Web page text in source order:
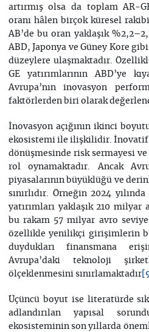
artırmış olsa da toplam AR-
oranı hâlen birçok küresel
AB’de bu oran yaklaşık
ABD, Japonya ve Güney Kore
düzeylere ulaşmaktadır.
GE yatırımlarının ABD’ye
Avrupa’nın inovasyon
faktörlerden biri olarak
İnovasyon açığının ikinci
ekosistemi ile ilişkilidir.
dönüşmesinde risk sermayesi
rol oynamaktadır. Ancak
piyasalarının büyüklüğü ve
sınırlıdır. Örneğin 2024
yatırımları yaklaşık 210 milyar
bu rakam 57 milyar avro
özellikle yenilikçi girişimlerin
duydukları finansmana
Avrupa’daki teknoloji
ölçeklenmesini sınırlamaktadır
Üçüncü boyut ise literatürde
adlandırılan yapısal
ekosisteminin son yıllarda